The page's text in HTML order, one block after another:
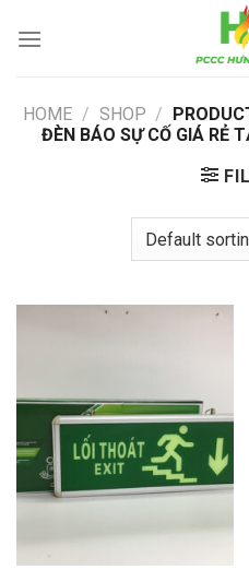
HOME / SHOP /
ĐÈN BÁO SỰ CỐ GIÁ RẺ